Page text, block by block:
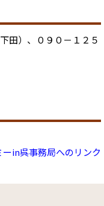
田）、０９０－１２５
in呉事務局へのリンク